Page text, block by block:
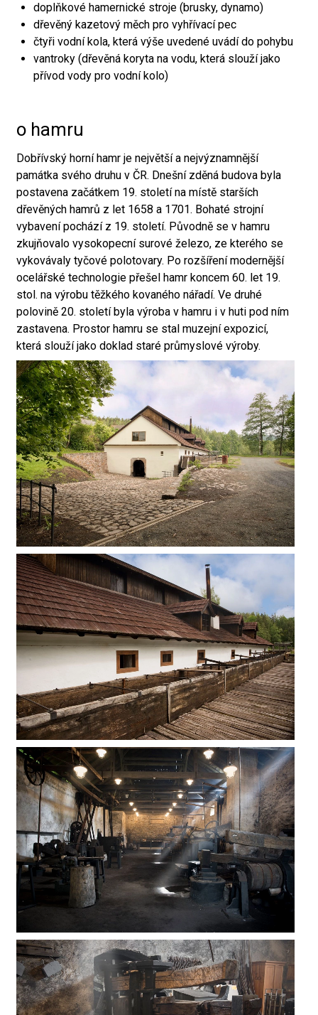
doplňkové hamernické stroje (brusky, dynamo)
dřevěný kazetový měch pro vyhřívací pec
čtyři vodní kola, která výše uvedené uvádí do pohybu
vantroky (dřevěná koryta na vodu, která slouží jako
přívod vody pro vodní kolo)
o hamru
Dobřívský horní hamr je největší a nejvýznamnější
památka svého druhu v ČR. Dnešní zděná budova byla
postavena začátkem 19. století na místě starších
dřevěných hamrů z let 1658 a 1701. Bohaté strojní
vybavení pochází z 19. století. Původně se v hamru
zkujňovalo vysokopecní surové železo, ze kterého se
vykovávaly tyčové polotovary. Po rozšíření modernější
ocelářské technologie přešel hamr koncem 60. let 19.
stol. na výrobu těžkého kovaného nářadí. Ve druhé
polovině 20. století byla výroba v hamru i v huti pod ním
zastavena. Prostor hamru se stal muzejní expozicí,
která slouží jako doklad staré průmyslové výroby.